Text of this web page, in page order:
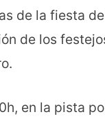
de la fiesta
de los
en la pista